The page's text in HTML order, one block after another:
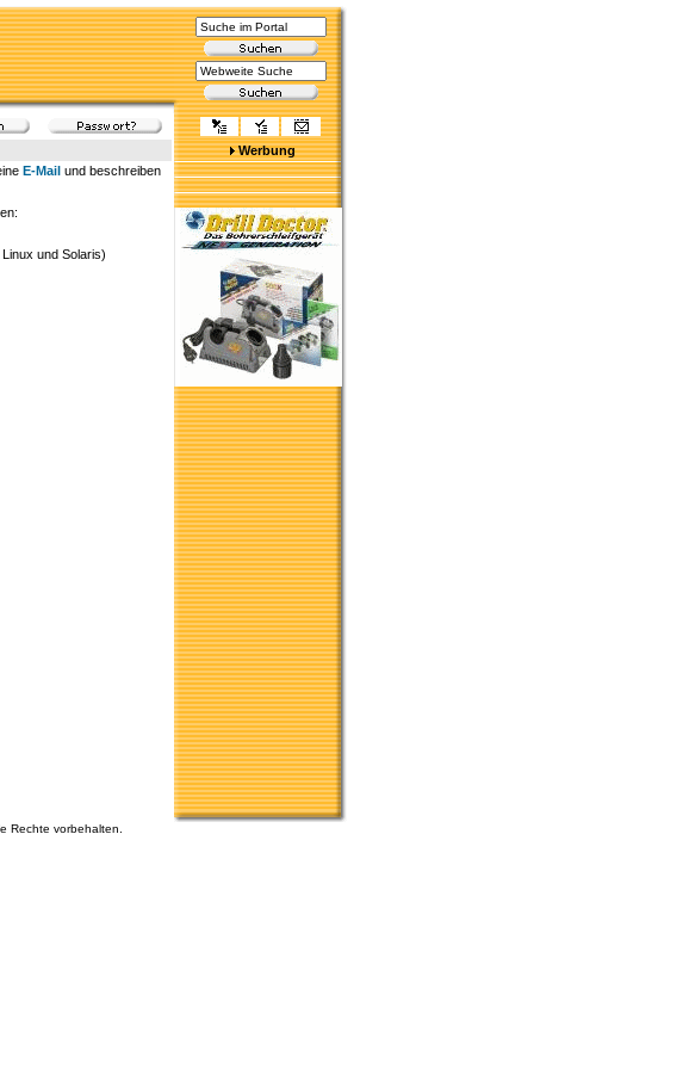
Werbung
E-Mail und beschreiben
und Solaris)
Rechte vorbehalten.